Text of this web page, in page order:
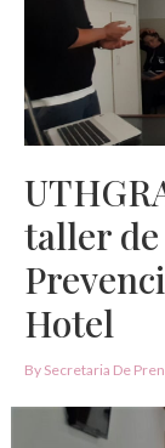
taller de
Hotel
By Secretaria De